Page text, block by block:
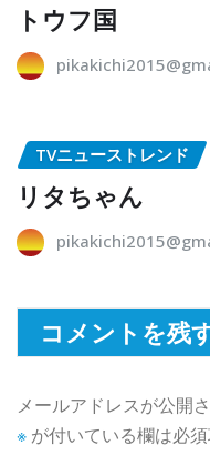
トウフ国
TVニューストレンド
リタちゃん
コメントを残
メールアドレスが公開
※ が付いている欄は必